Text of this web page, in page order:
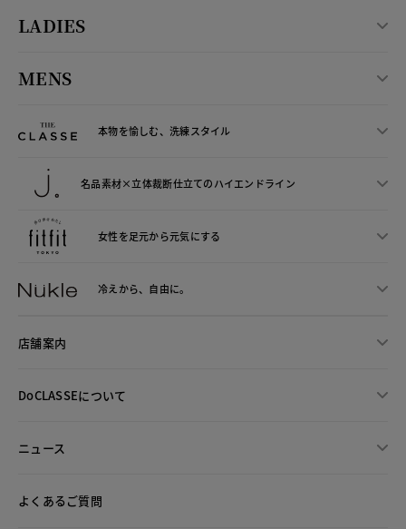
LADIES
MENS
本物を愉しむ、洗練スタイル
名品素材×立体裁断仕立てのハイエンドライン
女性を足元から元気にする
冷えから、 自由に。
店舗案内
DoCLASSEについて
ニュース
よくあるご質問